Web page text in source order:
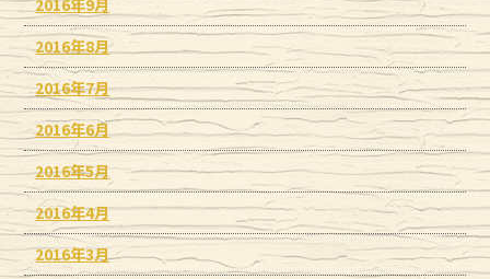
2016年8月
2016年7月
2016年6月
2016年5月
2016年4月
2016年3月